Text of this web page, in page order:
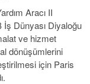
Aracı II
İş Dünyası Diyaloğu
ve hizmet
dönüşümlerini
için Paris